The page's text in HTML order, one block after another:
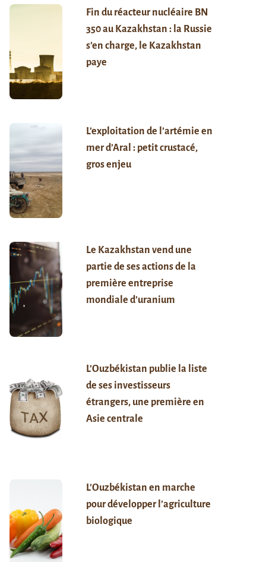
Fin du réacteur nucléaire BN
350 au Kazakhstan : la Russie
s’en charge, le Kazakhstan
paye
L’exploitation de l’artémie en
mer d’Aral : petit crustacé,
gros enjeu
Le Kazakhstan vend une
partie de ses actions de la
première entreprise
mondiale d’uranium
L’Ouzbékistan publie la liste
de ses investisseurs
étrangers, une première en
Asie centrale
L’Ouzbékistan en marche
pour développer l’agriculture
biologique